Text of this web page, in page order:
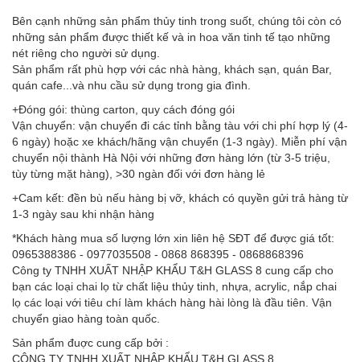
Bên cạnh những sản phẩm thủy tinh trong suốt, chúng tôi còn có
những sản phẩm được thiết kế và in hoa văn tinh tế tạo những
nét riêng cho người sử dụng.
Sản phẩm rất phù hợp với các nhà hàng, khách sạn, quán Bar,
quán cafe...và nhu cầu sử dụng trong gia đình.
+Đóng gói: thùng carton, quy cách đóng gói
Vận chuyển: vận chuyển đi các tỉnh bằng tàu với chi phí hợp lý (4-
6 ngày) hoặc xe khách/hãng vận chuyển (1-3 ngày). Miễn phí vận
chuyển nội thành Hà Nội với những đơn hàng lớn (từ 3-5 triệu,
tùy từng mặt hàng), >30 ngàn đối với đơn hàng lẻ
+Cam kết: đền bù nếu hàng bị vỡ, khách có quyền gửi trả hàng từ
1-3 ngày sau khi nhận hàng
*Khách hàng mua số lượng lớn xin liên hệ SĐT để được giá tốt:
0965388386 - 0977035508 - 0868 868395 - 0868868396
Công ty TNHH XUẤT NHẬP KHẨU T&H GLASS 8 cung cấp cho
bạn các loại chai lọ từ chất liệu thủy tinh, nhựa, acrylic, nắp chai
lọ các loại với tiêu chí làm khách hàng hài lòng là đầu tiên. Vận
chuyển giao hàng toàn quốc.
Sản phẩm đuợc cung cấp bởi :
CÔNG TY TNHH XUẤT NHẬP KHẨU T&H GLASS 8